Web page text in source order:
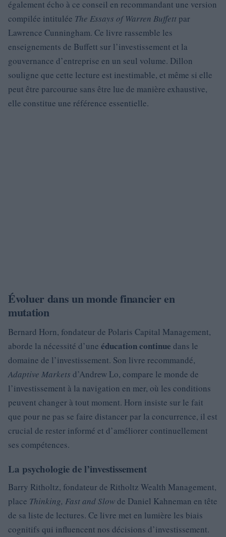
également écho à ce conseil en recommandant une version
compilée intitulée The Essays of Warren Buffett par
Lawrence Cunningham. Ce livre rassemble les
enseignements de Buffett sur l’investissement et la
gouvernance d’entreprise en un seul volume. Dillon
souligne que cette lecture est inestimable, et même si elle
peut être parcourue sans être lue de manière exhaustive,
elle constitue une référence essentielle.
Évoluer dans un monde financier en
mutation
Bernard Horn, fondateur de Polaris Capital Management,
aborde la nécessité d’une éducation continue dans le
domaine de l’investissement. Son livre recommandé,
Adaptive Markets d’Andrew Lo, compare le monde de
l’investissement à la navigation en mer, où les conditions
peuvent changer à tout moment. Horn insiste sur le fait
que pour ne pas se faire distancer par la concurrence, il est
crucial de rester informé et d’améliorer continuellement
ses compétences.
La psychologie de l’investissement
Barry Ritholtz, fondateur de Ritholtz Wealth Management,
place Thinking, Fast and Slowde Daniel Kahneman en tête
de sa liste de lectures. Ce livre met en lumière les biais
cognitifs qui influencent nos décisions d’investissement.